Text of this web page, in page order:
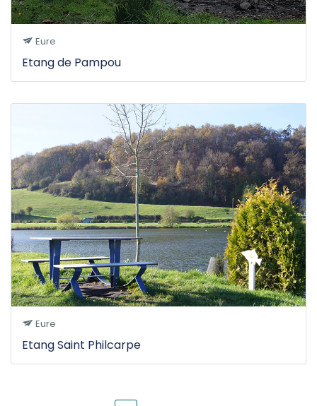
Eure
Etang de Pampou
Eure
Etang Saint Philcarpe